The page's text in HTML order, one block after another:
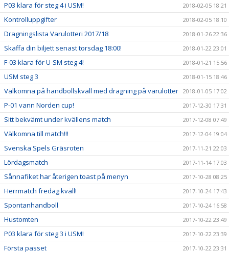
P03 klara för steg 4 i USM! 2018-02-05 18:21
Kontrolluppgifter 2018-02-05 18:10
Dragningslista Varulotteri 2017/18 2018-01-26 22:36
Skaffa din biljett senast torsdag 18:00! 2018-01-22 23:01
F-03 klara för U-SM steg 4! 2018-01-21 15:56
USM steg 3 2018-01-15 18:46
Välkomna på handbollskväll med dragning på varulotter 2018-01-05 17:02
P-01 vann Norden cup! 2017-12-30 17:31
Sitt bekvämt under kvällens match 2017-12-08 07:49
Välkomna till match!!! 2017-12-04 19:04
Svenska Spels Gräsroten 2017-11-21 22:03
Lördagsmatch 2017-11-14 17:03
Sånnafiket har återigen toast på menyn 2017-10-28 08:25
Herrmatch fredag kväll! 2017-10-24 17:43
Spontanhandboll 2017-10-24 16:58
Hustomten 2017-10-22 23:49
P03 klara för steg 3 i USM! 2017-10-22 23:39
Första passet 2017-10-22 23:31